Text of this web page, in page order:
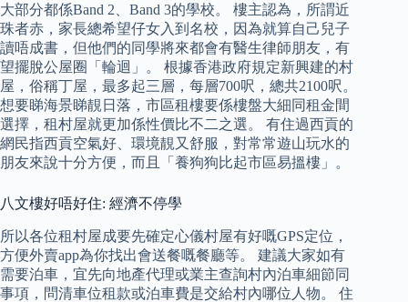
大部分都係Band 2、Band 3的學校。 樓主認為，所謂近
珠者赤，家長總希望仔女入到名校，因為就算自己兒子
讀唔成書，但他們的同學將來都會有醫生律師朋友，有
望擺脫公屋圈「輪迴」。 根據香港政府規定新興建的村
屋，俗稱丁屋，最多起三層，每層700呎，總共2100呎。
想要睇海景睇靚日落，市區租樓要係樓盤大細同租金間
選擇，租村屋就更加係性價比不二之選。 有住過西貢的
網民指西貢空氣好、環境靚又舒服，對常常遊山玩水的
朋友來說十分方便，而且「養狗狗比起市區易搵樓」。
八文樓好唔好住: 經濟不停學
所以各位租村屋成要先確定心儀村屋有好嘅GPS定位，
方便外賣app為你找出會送餐嘅餐廳等。 建議大家如有
需要泊車，宜先向地產代理或業主查詢村內泊車細節同
事項，問清車位租款或泊車費是交給村內哪位人物。 住